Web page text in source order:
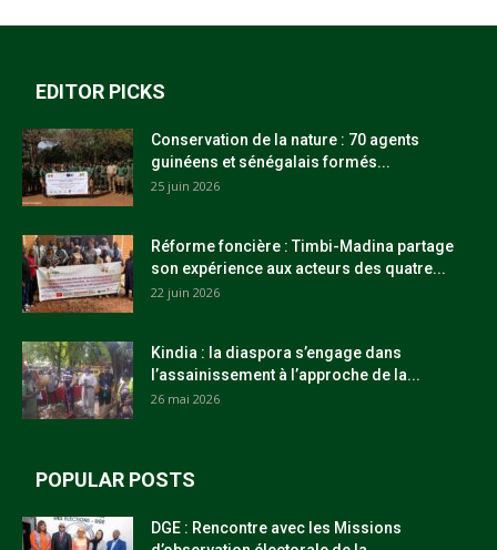
EDITOR PICKS
Conservation de la nature : 70 agents
guinéens et sénégalais formés...
25 juin 2026
Réforme foncière : Timbi-Madina partage
son expérience aux acteurs des quatre...
22 juin 2026
Kindia : la diaspora s’engage dans
l’assainissement à l’approche de la...
26 mai 2026
POPULAR POSTS
DGE : Rencontre avec les Missions